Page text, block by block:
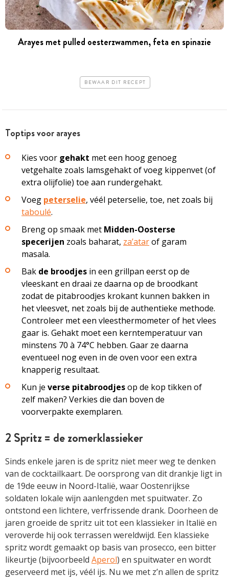
Arayes met pulled oesterzwammen, feta en spinazie
BEWAAR DIT RECEPT
Toptips voor arayes
Kies voor gehakt met een hoog genoeg
vetgehalte zoals lamsgehakt of voeg kippenvet (of
extra olijfolie) toe aan rundergehakt.
Voeg peterselie, véél peterselie, toe, net zoals bij ­
taboulé.
Breng op smaak met Midden-Oosterse
specerijen zoals baharat, za’atarof garam
masala.
Bak de broodjes in een grillpan eerst op de
vleeskant en draai ze daarna op de broodkant
zodat de ­pitabroodjes krokant kunnen bakken in
het vleesvet, net zoals bij de authentieke methode.
Controleer met een vleesthermometer of het vlees
gaar is. Gehakt moet een kerntemperatuur van
minstens 70 à 74°C hebben. Gaar ze daarna
eventueel nog even in de oven voor een extra
knapperig resultaat.
Kun je verse pitabroodjesop de kop tikken of
zelf maken? Verkies die dan boven de
voorverpakte exemplaren.
2 Spritz = de zomerklassieker
Sinds enkele jaren is de spritz niet meer weg te denken
van de cocktailkaart. De oorsprong van dit drankje ligt in
de ­19de eeuw in Noord-Italië, waar Oostenrijkse
soldaten lokale wijn aanlengden met spuitwater. Zo
ontstond een ­lichtere, verfrissende drank. Doorheen de
jaren groeide de ­spritz uit tot een klassieker in Italië en
veroverde hij ook ­terrassen wereldwijd. Een klassieke
spritz wordt gemaakt op basis van prosecco, een bitter
likeurtje (bijvoorbeeld Aperol) en spuitwater en wordt
geserveerd met ijs, véél ijs. Nu we met z’n allen de spritz